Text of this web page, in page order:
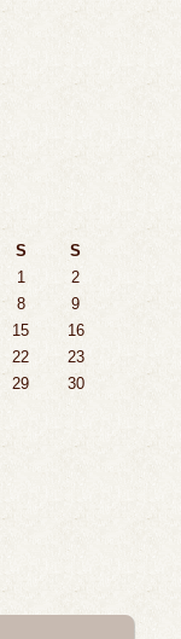
S
S
1
2
8
9
15
16
22
23
29
30